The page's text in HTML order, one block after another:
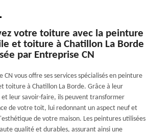
votre toiture avec la peinture
et toiture à Chatillon La Borde
par Entreprise CN
CN vous offre ses services spécialisés en peinture
toiture à Chatillon La Borde. Grâce à leur
et leur savoir-faire, ils peuvent transformer
de votre toit, lui redonnant un aspect neuf et
de votre maison. Les peintures utilisées
qualité et durables, assurant ainsi une